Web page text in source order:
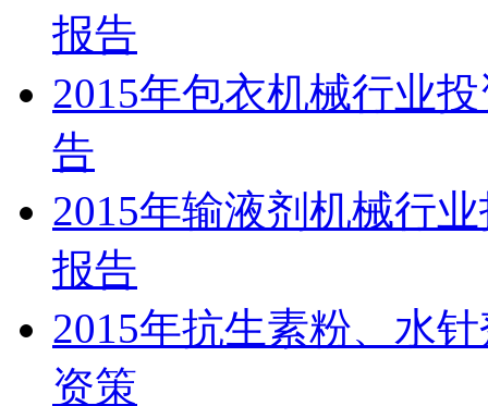
报告
2015年包衣机械行业
告
2015年输液剂机械行
报告
2015年抗生素粉、水
资策